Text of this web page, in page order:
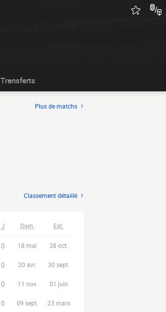
Transferts
Plus de matchs
Classement détaillé
J Dom. Ext.
0 18 mai 28 oct.
0 20 avr. 30 sept.
0 11 nov. 01 juin
0 09 sept. 23 mars